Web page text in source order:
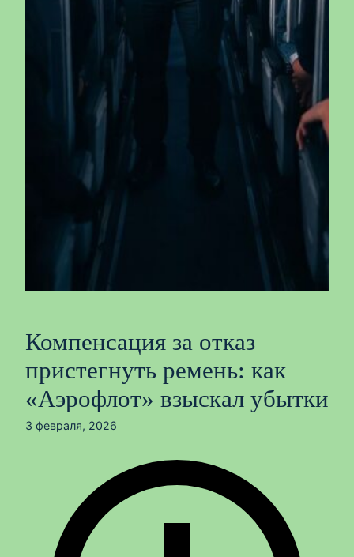
Компенсация за отказ
пристегнуть ремень: как
«Аэрофлот» взыскал убытки
3 февраля, 2026